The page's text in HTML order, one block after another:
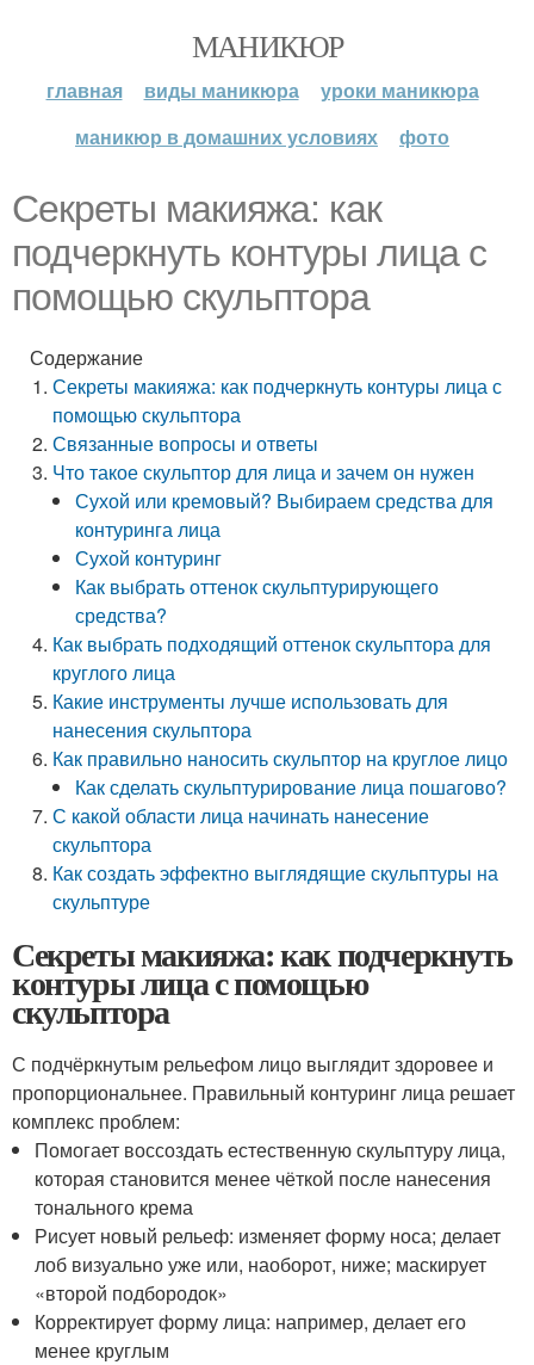
МАНИКЮР
главная виды маникюра
уроки маникюра
маникюр в домашних условиях
фото
Секреты макияжа: как
подчеркнуть контуры лица с
помощью скульптора
Содержание
Секреты макияжа: как подчеркнуть контуры лица с
помощью скульптора
Связанные вопросы и ответы
Что такое скульптор для лица и зачем он нужен
Сухой или кремовый? Выбираем средства для
контуринга лица
Сухой контуринг
Как выбрать оттенок скульптурирующего
средства?
Как выбрать подходящий оттенок скульптора для
круглого лица
Какие инструменты лучше использовать для
нанесения скульптора
Как правильно наносить скульптор на круглое лицо
Как сделать скульптурирование лица пошагово?
С какой области лица начинать нанесение
скульптора
Как создать эффектно выглядящие скульптуры на
скульптуре
Секреты макияжа: как подчеркнуть
контуры лица с помощью
скульптора
С подчёркнутым рельефом лицо выглядит здоровее и
пропорциональнее. Правильный контуринг лица решает
комплекс проблем:
Помогает воссоздать естественную скульптуру лица,
которая становится менее чёткой после нанесения
тонального крема
Рисует новый рельеф: изменяет форму носа; делает
лоб визуально уже или, наоборот, ниже; маскирует
«второй подбородок»
Корректирует форму лица: например, делает его
менее круглым